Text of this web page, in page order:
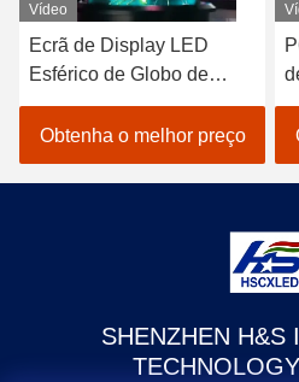
Vídeo
Ecrã de Display LED
Esférico de Globo de
Esfera personalizado 1m
3m 4m 5m OEM
Obtenha o melhor preço
SHENZHEN H&S